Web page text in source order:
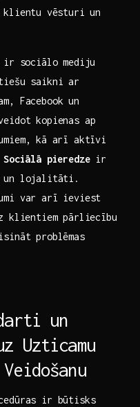
klientu ⁢vēsturi un‌
sociālo mediju
saikni ar
Facebook un
kopienas ap
kā arī aktīvi
Sociālā pieredzeir
un lojalitāti.
var arī ieviest
klientiem pārliecību
problēmas
un
Uzticamu
ir būtisks